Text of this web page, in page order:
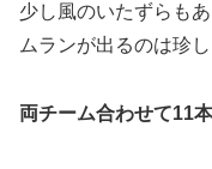
少し風のいたずらも
ムランが出るのは珍し
両チーム合わせて11本